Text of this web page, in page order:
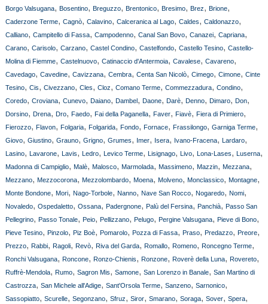
Borgo Valsugana, Bosentino, Breguzzo, Brentonico, Bresimo, Brez, Brione,
Caderzone Terme, Cagnò, Calavino, Calceranica al Lago, Caldes, Caldonazzo,
Calliano, Campitello di Fassa, Campodenno, Canal San Bovo, Canazei, Capriana,
Carano, Carisolo, Carzano, Castel Condino, Castelfondo, Castello Tesino, Castello-
Molina di Fiemme, Castelnuovo, Catinaccio d'Antermoia, Cavalese, Cavareno,
Cavedago, Cavedine, Cavizzana, Cembra, Centa San Nicolò, Cimego, Cimone, Cinte
Tesino, Cis, Civezzano, Cles, Cloz, Comano Terme, Commezzadura, Condino,
Coredo, Croviana, Cunevo, Daiano, Dambel, Daone, Darè, Denno, Dimaro, Don,
Dorsino, Drena, Dro, Faedo, Fai della Paganella, Faver, Fiavè, Fiera di Primiero,
Fierozzo, Flavon, Folgaria, Folgarida, Fondo, Fornace, Frassilongo, Garniga Terme,
Giovo, Giustino, Grauno, Grigno, Grumes, Imer, Isera, Ivano-Fracena, Lardaro,
Lasino, Lavarone, Lavis, Ledro, Levico Terme, Lisignago, Livo, Lona-Lases, Luserna,
Madonna di Campiglio, Malè, Malosco, Marmolada, Massimeno, Mazzin, Mezzana,
Mezzano, Mezzocorona, Mezzolombardo, Moena, Molveno, Monclassico, Montagne,
Monte Bondone, Mori, Nago-Torbole, Nanno, Nave San Rocco, Nogaredo, Nomi,
Novaledo, Ospedaletto, Ossana, Padergnone, Palù del Fersina, Panchià, Passo San
Pellegrino, Passo Tonale, Peio, Pellizzano, Pelugo, Pergine Valsugana, Pieve di Bono,
Pieve Tesino, Pinzolo, Piz Boè, Pomarolo, Pozza di Fassa, Praso, Predazzo, Preore,
Prezzo, Rabbi, Ragoli, Revò, Riva del Garda, Romallo, Romeno, Roncegno Terme,
Ronchi Valsugana, Roncone, Ronzo-Chienis, Ronzone, Roverè della Luna, Rovereto,
Ruffrè-Mendola, Rumo, Sagron Mis, Samone, San Lorenzo in Banale, San Martino di
Castrozza, San Michele all'Adige, Sant'Orsola Terme, Sanzeno, Sarnonico,
Sassopiatto, Scurelle, Segonzano, Sfruz, Siror, Smarano, Soraga, Sover, Spera,